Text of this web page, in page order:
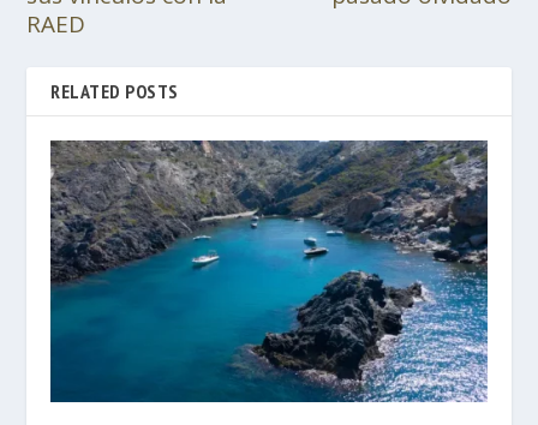
RAED
RELATED POSTS